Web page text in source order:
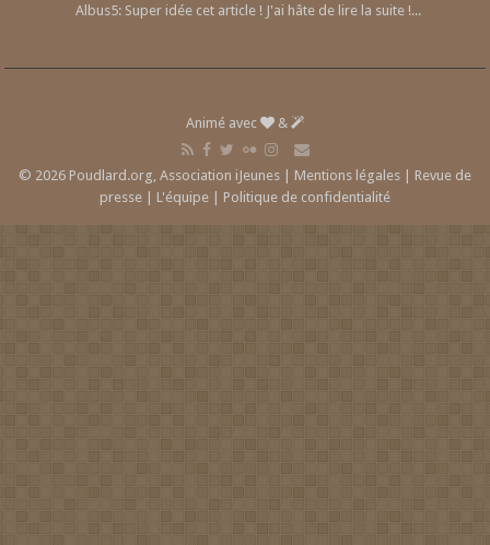
Albus5: Super idée cet article ! J'ai hâte de lire la suite !...
Animé avec &
© 2026 Poudlard.org, Association iJeunes | Mentions légales | Revue de
presse | L'équipe | Politique de confidentialité